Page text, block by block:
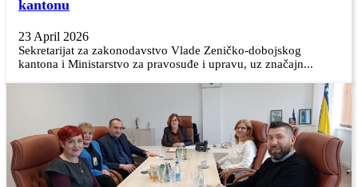
kantonu
23 April 2026
Sekretarijat za zakonodavstvo Vlade Zeničko-dobojskog
kantona i Ministarstvo za pravosuđe i upravu, uz značajn...